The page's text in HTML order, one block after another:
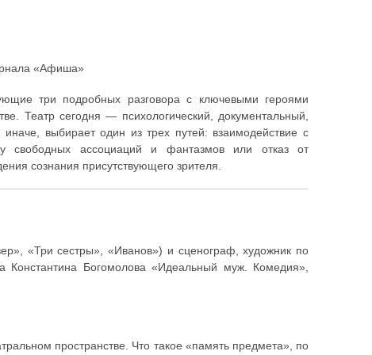
«Афиша»
три подробных разговора с ключевыми героями
Театр сегодня — психологический, документальный,
выбирает один из трех путей: взаимодействие с
свободных ассоциаций и фантазмов или отказ от
сознания присутствующего зрителя.
«Три сестры», «Иванов») и сценограф, художник по
Константина Богомолова «Идеальный муж. Комедия»,
пространстве. Что такое «память предмета», по